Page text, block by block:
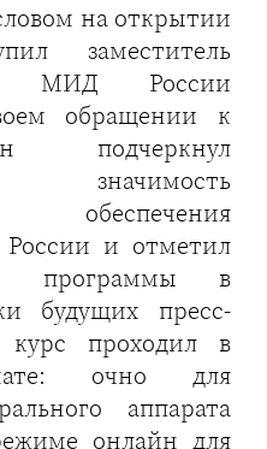
на открытии
заместитель
МИД России
обращении к
подчеркнул
значимость
обеспечения
и отметил
программы в
будущих пресс-
проходил в
очно для
аппарата
онлайн для